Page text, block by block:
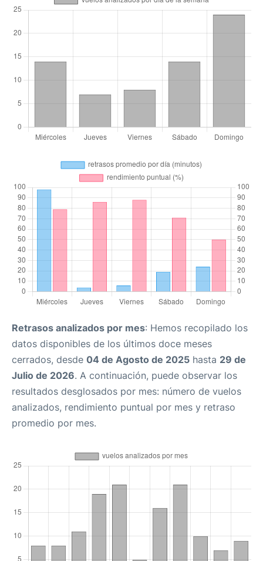
Retrasos analizados por mes: Hemos recopilado los
datos disponibles de los últimos doce meses
cerrados, desde 04 de Agosto de 2025 hasta 29 de
Julio de 2026. A continuación, puede observar los
resultados desglosados por mes: número de vuelos
analizados, rendimiento puntual por mes y retraso
promedio por mes.